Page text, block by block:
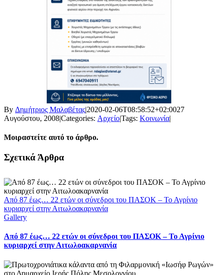
By Δημήτριος Μαλαβέτας|2020-02-06T08:58:52+02:0027
Αυγούστου, 2008|Categories: Αρχείο|Tags: Κοινωνία|
Μοιραστείτε αυτό το άρθρο.
Facebook
X
LinkedIn
WhatsApp
Email
Σχετικά Άρθρα
Από 87 έως… 22 ετών οι σύνεδροι του ΠΑΣΟΚ – Το Αγρίνιο
κυριαρχεί στην Αιτωλοακαρνανία
Gallery
Από 87 έως… 22 ετών οι σύνεδροι του ΠΑΣΟΚ – Το Αγρίνιο
κυριαρχεί στην Αιτωλοακαρνανία